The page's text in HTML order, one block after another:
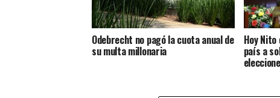
Odebrecht no pagó la cuota anual de
su multa millonaria
Hoy
país a